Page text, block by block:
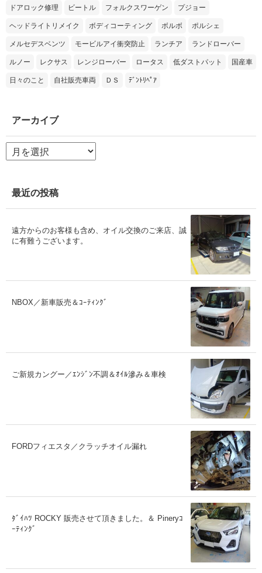
ドアロック修理 ビートル フォルクスワーゲン プジョー
ヘッドライトリメイク ボディコーティング ボルボ ポルシェ
メルセデスベンツ モービルアイ衝突防止 ランチア ランドローバー
ルノー レクサス レンジローバー ロータス 低ダストパット 国産車
日々のこと 自社販売車両 ＤＳ ﾃﾞﾝﾄﾘﾍﾟｱ
アーカイブ
ア
ー
ブ
最近の投稿
遠方からのお客様も含め、オイル交換のご来店、誠
に有難うございます。
NBOX／新車販売＆ｺｰﾃｨﾝｸﾞ
ご新規カングー／ｴﾝｼﾞﾝ不調＆ｵｲﾙ滲み＆車検
FORDフィエスタ／クラッチオイル漏れ
ﾀﾞｲﾊﾂ ROCKY 販売させて頂きました。＆ Pineryｺ
ｰﾃｨﾝｸﾞ